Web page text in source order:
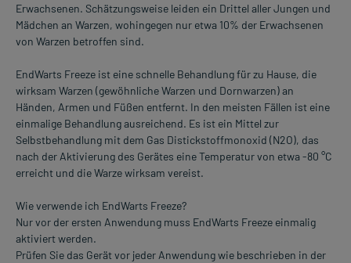
Erwachsenen. Schätzungsweise leiden ein Drittel aller Jungen und
Mädchen an Warzen, wohingegen nur etwa 10% der Erwachsenen
von Warzen betroffen sind.
EndWarts Freeze ist eine schnelle Behandlung für zu Hause, die
wirksam Warzen (gewöhnliche Warzen und Dornwarzen) an
Händen, Armen und Füßen entfernt. In den meisten Fällen ist eine
einmalige Behandlung ausreichend. Es ist ein Mittel zur
Selbstbehandlung mit dem Gas Distickstoffmonoxid (N2O), das
nach der Aktivierung des Gerätes eine Temperatur von etwa -80 °C
erreicht und die Warze wirksam vereist.
Wie verwende ich EndWarts Freeze?
Nur vor der ersten Anwendung muss EndWarts Freeze einmalig
aktiviert werden.
Prüfen Sie das Gerät vor jeder Anwendung wie beschrieben in der